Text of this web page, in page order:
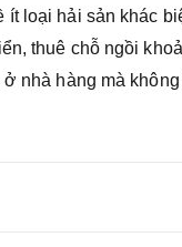
ít loại hải sản khác
thuê chỗ ngồi
nhà hàng mà